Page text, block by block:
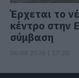
Έρχεται το
κέντρο στην
σύμβαση